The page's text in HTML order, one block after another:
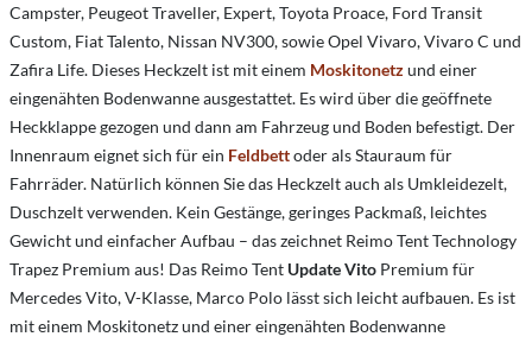
Campster, Peugeot Traveller, Expert, Toyota Proace, Ford Transit
Custom, Fiat Talento, Nissan NV300, sowie Opel Vivaro, Vivaro C und
Zafira Life. Dieses Heckzelt ist mit einem Moskitonetzund einer
eingenähten Bodenwanne ausgestattet. Es wird über die geöffnete
Heckklappe gezogen und dann am Fahrzeug und Boden befestigt. Der
Innenraum eignet sich für ein Feldbettoder als Stauraum für
Fahrräder. Natürlich können Sie das Heckzelt auch als Umkleidezelt,
Duschzelt verwenden. Kein Gestänge, geringes Packmaß, leichtes
Gewicht und einfacher Aufbau – das zeichnet Reimo Tent Technology
Trapez Premium aus! Das Reimo Tent Update Vito Premium für
Mercedes Vito, V-Klasse, Marco Polo lässt sich leicht aufbauen. Es ist
mit einem Moskitonetz und einer eingenähten Bodenwanne